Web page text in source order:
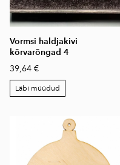
Vormsi haldjakivi
kõrvarõngad 4
39,64 €
Läbi müüdud